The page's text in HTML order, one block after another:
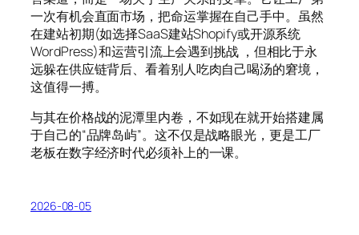
一次有机会直面市场，把命运掌握在自己手中。虽然
在建站初期(如选择SaaS建站Shopify或开源系统
WordPress)和运营引流上会遇到挑战 ，但相比于永
远躲在供应链背后、看着别人吃肉自己喝汤的窘境，
这值得一搏。
与其在价格战的泥潭里内卷，不如现在就开始搭建属
于自己的“品牌岛屿”。这不仅是战略眼光，更是工厂
老板在数字经济时代必须补上的一课。
2026-08-05